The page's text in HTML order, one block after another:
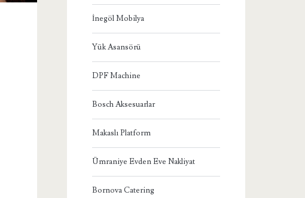
İnegöl Mobilya
Yük Asansörü
DPF Machine
Bosch Aksesuarlar
Makaslı Platform
Ümraniye Evden Eve Nakliyat
Bornova Catering